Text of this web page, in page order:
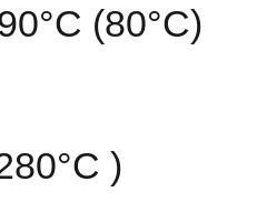
(80°C)
)